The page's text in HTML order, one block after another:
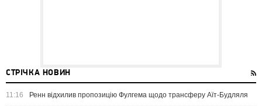
СТРІЧКА НОВИН
11:16 Ренн відхилив пропозицію Фулгема щодо трансферу Аїт-Будляля